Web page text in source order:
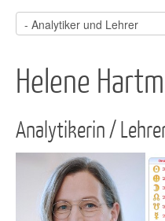
Helene
Analytikerin /